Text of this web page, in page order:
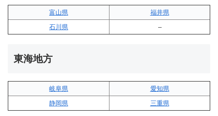
富山県
福井県
石川県
–
東海地方
岐阜県
愛知県
静岡県
三重県